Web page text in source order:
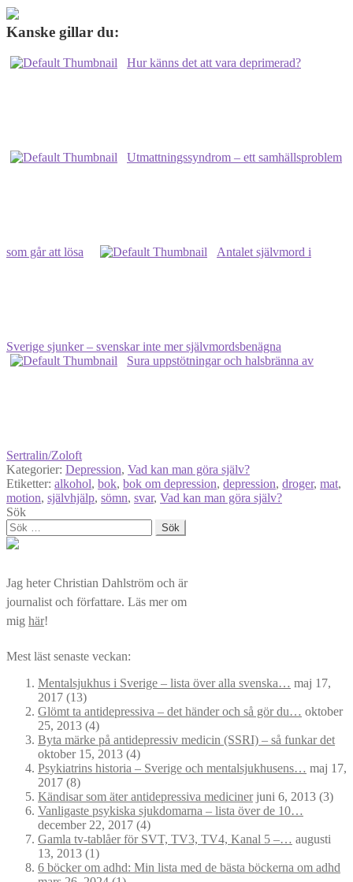
kan
man
själv?
Kanske gillar du:
Hur känns det att vara deprimerad?
Utmattningssyndrom – ett samhällsproblem
som går att lösa Antalet självmord i
Sverige sjunker – svenskar inte mer självmordsbenägna
Sura uppstötningar och halsbränna av
Sertralin/Zoloft
Kategorier: Depression, Vad kan man göra själv?
Etiketter: alkohol, bok, bok om depression, depression, droger, mat,
motion, självhjälp, sömn, svar, Vad kan man göra själv?
Sök
Sök
efter:
Jag heter Christian Dahlström och är
journalist och författare. Läs mer om
mig här!
Mest läst senaste veckan:
Mentalsjukhus i Sverige – lista över alla svenska… maj 17,
2017 (13)
Glömt ta antidepressiva – det händer och så gör du… oktober
25, 2013 (4)
Byta märke på antidepressiv medicin (SSRI) – så funkar det
oktober 15, 2013 (4)
Psykiatrins historia – Sverige och mentalsjukhusens… maj 17,
2017 (8)
Kändisar som äter antidepressiva medicinerjuni 6, 2013 (3)
Vanligaste psykiska sjukdomarna – lista över de 10…
december 22, 2017 (4)
Gamla tv-tablåer för SVT, TV3, TV4, Kanal 5 –… augusti
13, 2013 (1)
6 böcker om adhd: Min lista med de bästa böckerna om adhd